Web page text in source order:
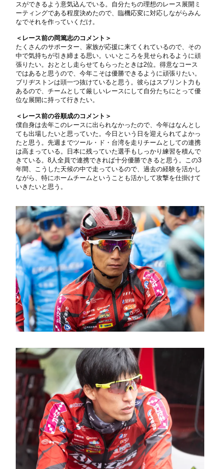
スができるよう意気込んでいる。自分たちの理想のレース展開ミ
ーティングである程度決めたので、臨機応変に対応しながらみん
なでそれを作っていくだけ。
＜レース前の岡篤志のコメント＞
たくさんのサポーター、家族が応援に来てくれているので、その
中で気持ちが引き締まる思い。いいところを見せられるように頑
張りたい。おととし走らせてもらったときは2位。得意なコース
ではあると思うので、今年こそは優勝できるように頑張りたい。
ブリヂストンは頭一つ抜けていると思う。彼らはスプリント力も
あるので、チームとして厳しいレースにして自分たちにとって優
位な展開に持って行きたい。
＜レース前の谷順成のコメント＞
僕自身は去年このレースに出られなかったので、今年はなんとし
ても出場したいと思っていた。今日という日を迎えられてよかっ
たと思う。先週までツール・ド・台湾を走りチームとしての連携
は高まっている。日本に残っていた選手もしっかり練習を積んで
きている。8人全員で連携できれば十分優勝できると思う。この3
年間、こうした天候の中で走っているので、過去の経験を活かし
ながら、特にホームチームということも活かして攻撃を仕掛けて
いきたいと思う。